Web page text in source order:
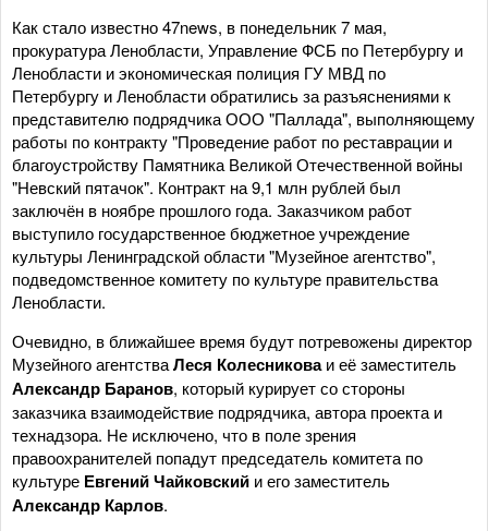
Как стало известно 47news, в понедельник 7 мая,
прокуратура Ленобласти, Управление ФСБ по Петербургу и
Ленобласти и экономическая полиция ГУ МВД по
Петербургу и Ленобласти обратились за разъяснениями к
представителю подрядчика ООО "Паллада", выполняющему
работы по контракту "Проведение работ по реставрации и
благоустройству Памятника Великой Отечественной войны
"Невский пятачок". Контракт на 9,1 млн рублей был
заключён в ноябре прошлого года. Заказчиком работ
выступило государственное бюджетное учреждение
культуры Ленинградской области "Музейное агентство",
подведомственное комитету по культуре правительства
Ленобласти.
Очевидно, в ближайшее время будут потревожены директор
Музейного агентстваЛеся Колесниковаи её заместитель
Александр Баранов, который курирует со стороны
заказчика взаимодействие подрядчика, автора проекта и
технадзора. Не исключено, что в поле зрения
правоохранителей попадут председатель комитета по
культуре Евгений Чайковский и его заместитель
Александр Карлов.